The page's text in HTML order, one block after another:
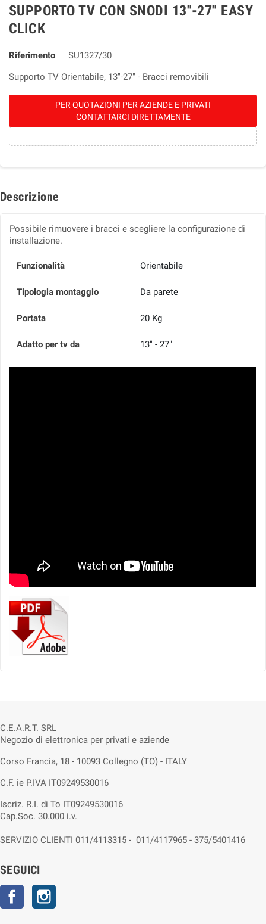
SUPPORTO TV CON SNODI 13"-27" EASY
CLICK
Riferimento
SU1327/30
Supporto TV Orientabile, 13"-27" - Bracci removibili
PER QUOTAZIONI PER AZIENDE E PRIVATI
CONTATTARCI DIRETTAMENTE
Descrizione
Possibile rimuovere i bracci e scegliere la configurazione di
installazione.
Funzionalità Orientabile
Tipologia montaggio Da parete
Portata 20 Kg
Adatto per tv da 13" - 27"
C.E.A.R.T. SRL
Negozio di elettronica per privati e aziende
Corso Francia, 18 - 10093 Collegno (TO) - ITALY
C.F. ie P.IVA IT09249530016
Iscriz. R.I. di To IT09249530016
Cap.Soc. 30.000 i.v.
SERVIZIO CLIENTI 011/4113315 - 011/4117965 - 375/5401416
SEGUICI
Facebook